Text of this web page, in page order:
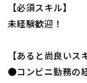
【必須スキル】
未経験歓迎！
【あると尚良いス
●コンビニ勤務の